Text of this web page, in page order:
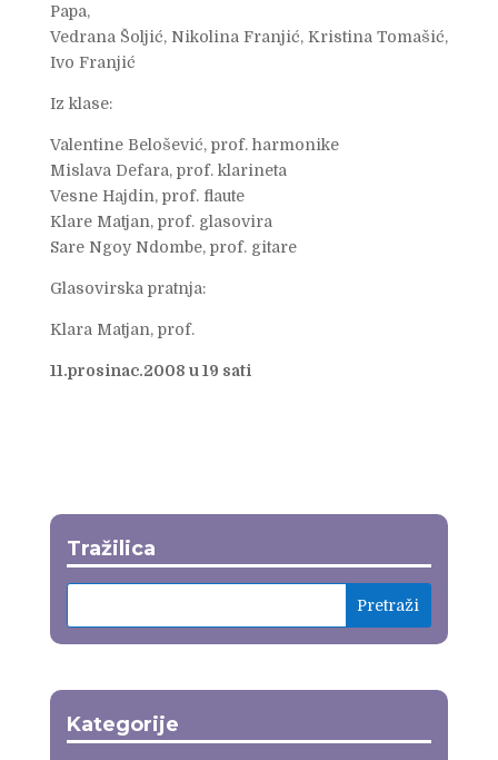
Papa,
Vedrana Šoljić, Nikolina Franjić, Kristina Tomašić,
Ivo Franjić
Iz klase:
Valentine Belošević, prof. harmonike
Mislava Defara, prof. klarineta
Vesne Hajdin, prof. flaute
Klare Matjan, prof. glasovira
Sare Ngoy Ndombe, prof. gitare
Glasovirska pratnja:
Klara Matjan, prof.
11.prosinac.2008 u 19 sati
Tražilica
Kategorije